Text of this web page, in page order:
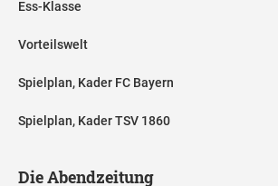
Ess-Klasse
Vorteilswelt
Spielplan, Kader FC Bayern
Spielplan, Kader TSV 1860
Die Abendzeitung